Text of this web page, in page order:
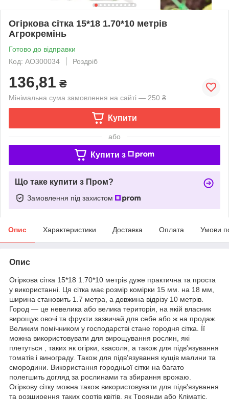
Огіркова сітка 15*18 1.70*10 метрів
Агрокремінь
Готово до відправки
Код: АО300034
Роздріб
136,81 ₴
Мінімальна сума замовлення на сайті — 250 ₴
Купити
або
Купити з
Що таке купити з Пром?
Замовлення під захистом
Опис Характеристики Доставка Оплата Умови
Опис
Огіркова сітка 15*18 1.70*10 метрів дуже практична та проста
у використанні. Ця сітка має розмір комірки 15 мм. на 18 мм,
ширина становить 1.7 метра, а довжина відрізу 10 метрів.
Город — це невелика або велика територія, на якій власник
вирощує овочі та фрукти зазвичай для себе або ж на продаж.
Великим помічником у господарстві стане городня сітка. Її
можна використовувати для вирощування рослин, які
плетуться , таких як огірки, квасоля, а також для підв'язування
томатів і винограду. Також для підв'язування кущів малини та
смородини. Використання городньої сітки на багато
полегшить догляд за рослинами та збирання врожаю.
Огіркову сітку можна також використовувати для підв'язування
та розширення таких сортів квітів, як Троянди або Кліматіс.